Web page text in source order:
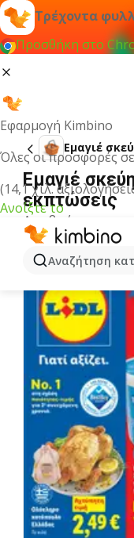
Τρέχοντα
Προσθήκη στο
Εφαρμογή Kimbino
Όλες οι προσφορές
(14,1 χιλ.
Ανοίξτε το
Αναζήτηση
Εμαγιέ
Εμαγιέ
εκπτώσεις
Δεν βρήκαμε
Άλλα